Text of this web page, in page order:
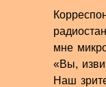
мне
«Вы,
Наш